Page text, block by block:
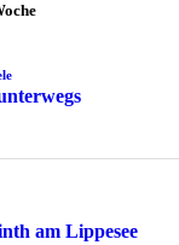
am Lippesee